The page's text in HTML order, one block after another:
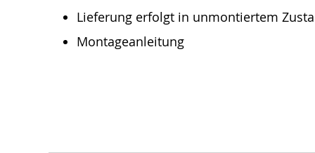
Lieferung erfolgt in unmontiertem
Montageanleitung